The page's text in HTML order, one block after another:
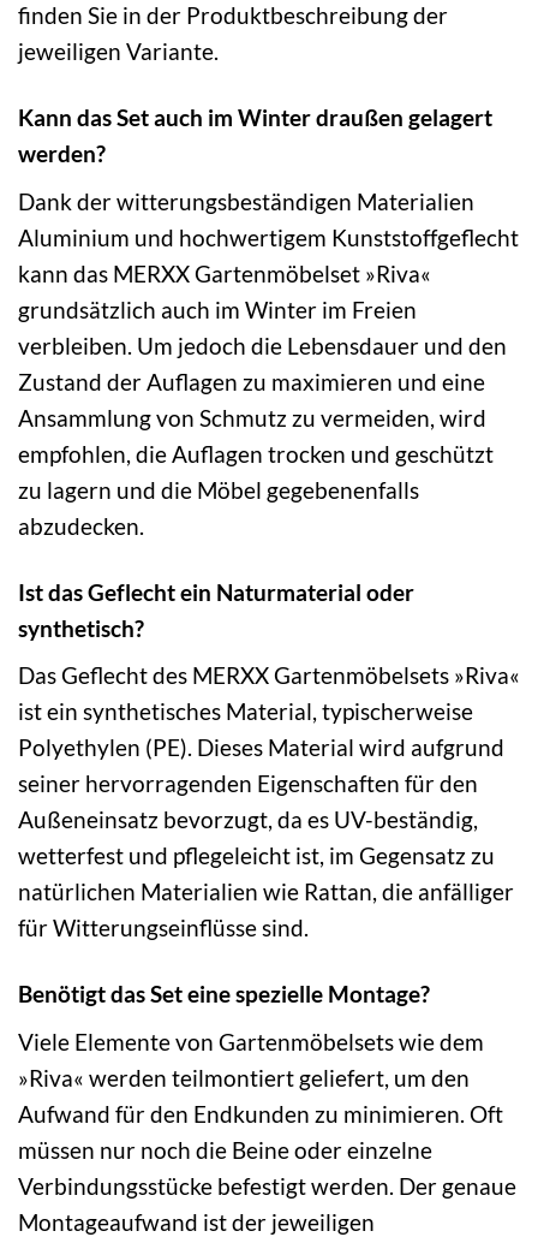
finden Sie in der Produktbeschreibung der
jeweiligen Variante.
Kann das Set auch im Winter draußen gelagert
werden?
Dank der witterungsbeständigen Materialien
Aluminium und hochwertigem Kunststoffgeflecht
kann das MERXX Gartenmöbelset »Riva«
grundsätzlich auch im Winter im Freien
verbleiben. Um jedoch die Lebensdauer und den
Zustand der Auflagen zu maximieren und eine
Ansammlung von Schmutz zu vermeiden, wird
empfohlen, die Auflagen trocken und geschützt
zu lagern und die Möbel gegebenenfalls
abzudecken.
Ist das Geflecht ein Naturmaterial oder
synthetisch?
Das Geflecht des MERXX Gartenmöbelsets »Riva«
ist ein synthetisches Material, typischerweise
Polyethylen (PE). Dieses Material wird aufgrund
seiner hervorragenden Eigenschaften für den
Außeneinsatz bevorzugt, da es UV-beständig,
wetterfest und pflegeleicht ist, im Gegensatz zu
natürlichen Materialien wie Rattan, die anfälliger
für Witterungseinflüsse sind.
Benötigt das Set eine spezielle Montage?
Viele Elemente von Gartenmöbelsets wie dem
»Riva« werden teilmontiert geliefert, um den
Aufwand für den Endkunden zu minimieren. Oft
müssen nur noch die Beine oder einzelne
Verbindungsstücke befestigt werden. Der genaue
Montageaufwand ist der jeweiligen